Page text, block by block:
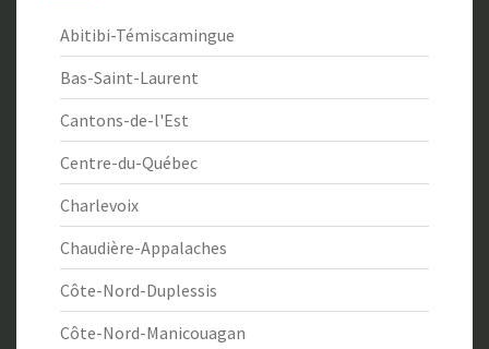
Abitibi-Témiscamingue
Bas-Saint-Laurent
Cantons-de-l'Est
Centre-du-Québec
Charlevoix
Chaudière-Appalaches
Côte-Nord-Duplessis
Côte-Nord-Manicouagan